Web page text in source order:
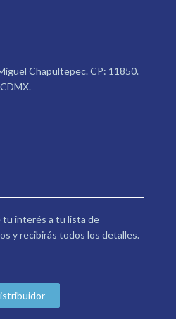
Chapultepec. CP: 11850.
interés a tu lista de
y recibirás todos los detalles.